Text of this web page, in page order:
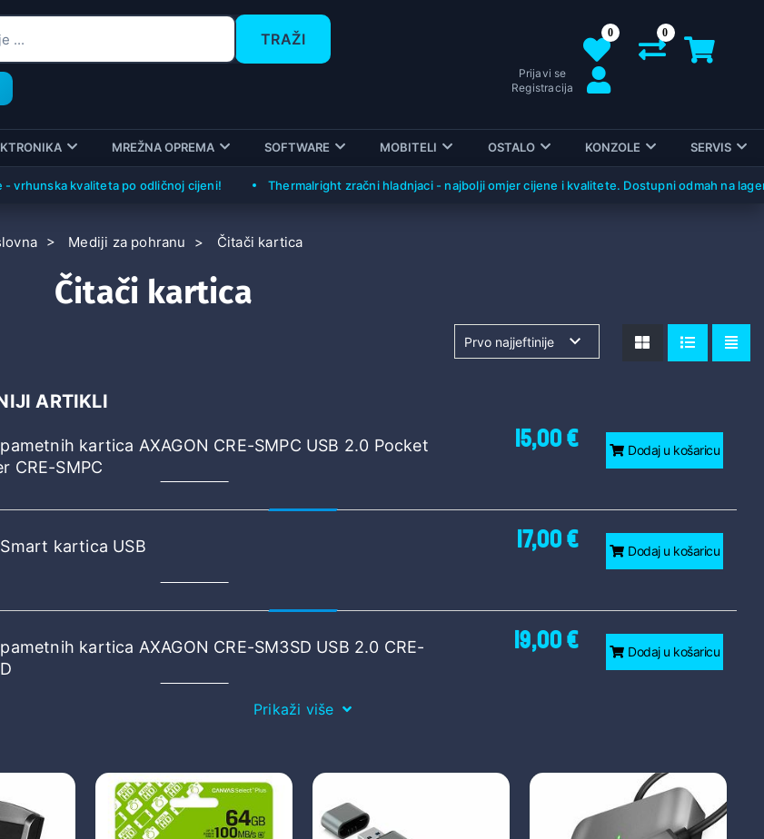
TRAŽI 0
0
Prijavi se
Registracija
MREŽNA OPREMA SOFTWARE MOBITELI OSTALO KONZOLE SERVIS
kvaliteta po odličnoj cijeni! Thermalright zračni hladnjaci - najbolji omjer cijene i kvalitete. Dostupni odmah na lageru!
Mediji za pohranu Čitači kartica
Čitači kartica
ARTIKLI
kartica AXAGON CRE-SMPC USB 2.0 Pocket
CRE-SMPC
15,00 € Dodaj u košaricu
kartica USB 17,00 € Dodaj u košaricu
kartica AXAGON CRE-SM3SD USB 2.0 CRE-
19,00 € Dodaj u košaricu
Reader CRE-SMP2A
Prikaži više